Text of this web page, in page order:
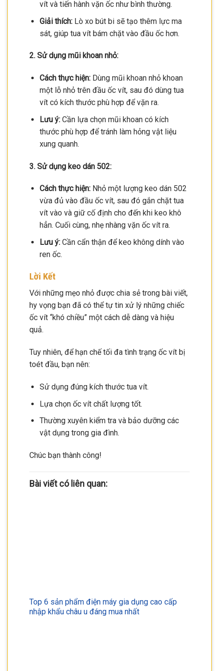
vít và tiến hành vặn ốc như bình thường.
Giải thích:Lò xo bút bi sẽ tạo thêm lực ma
sát, giúp tua vít bám chặt vào đầu ốc hơn.
2. Sử dụng mũi khoan nhỏ:
Cách thực hiện:Dùng mũi khoan nhỏ khoan
một lỗ nhỏ trên đầu ốc vít, sau đó dùng tua
vít có kích thước phù hợp để vặn ra.
Lưu ý:Cần lựa chọn mũi khoan có kích
thước phù hợp để tránh làm hỏng vật liệu
xung quanh.
3. Sử dụng keo dán 502:
Cách thực hiện:Nhỏ một lượng keo dán 502
vừa đủ vào đầu ốc vít, sau đó gắn chặt tua
vít vào và giữ cố định cho đến khi keo khô
hẳn. Cuối cùng, nhẹ nhàng vặn ốc vít ra.
Lưu ý:Cần cẩn thận để keo không dính vào
ren ốc.
Lời Kết
Với những mẹo nhỏ được chia sẻ trong bài viết,
hy vọng bạn đã có thể tự tin xử lý những chiếc
ốc vít “khó chiều” một cách dễ dàng và hiệu
quả.
Tuy nhiên, để hạn chế tối đa tình trạng ốc vít bị
toét đầu, bạn nên:
Sử dụng đúng kích thước tua vít.
Lựa chọn ốc vít chất lượng tốt.
Thường xuyên kiểm tra và bảo dưỡng các
vật dụng trong gia đình.
Chúc bạn thành công!
Bài viết có liên quan:
Top 6 sản phẩm điện máy gia dụng cao cấp
nhập khẩu châu u đáng mua nhất